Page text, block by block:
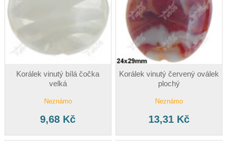
Korálek vinutý bílá čočka
velká
Neznámo
9,68 Kč
Korálek vinutý červený oválek
plochý
Neznámo
13,31 Kč